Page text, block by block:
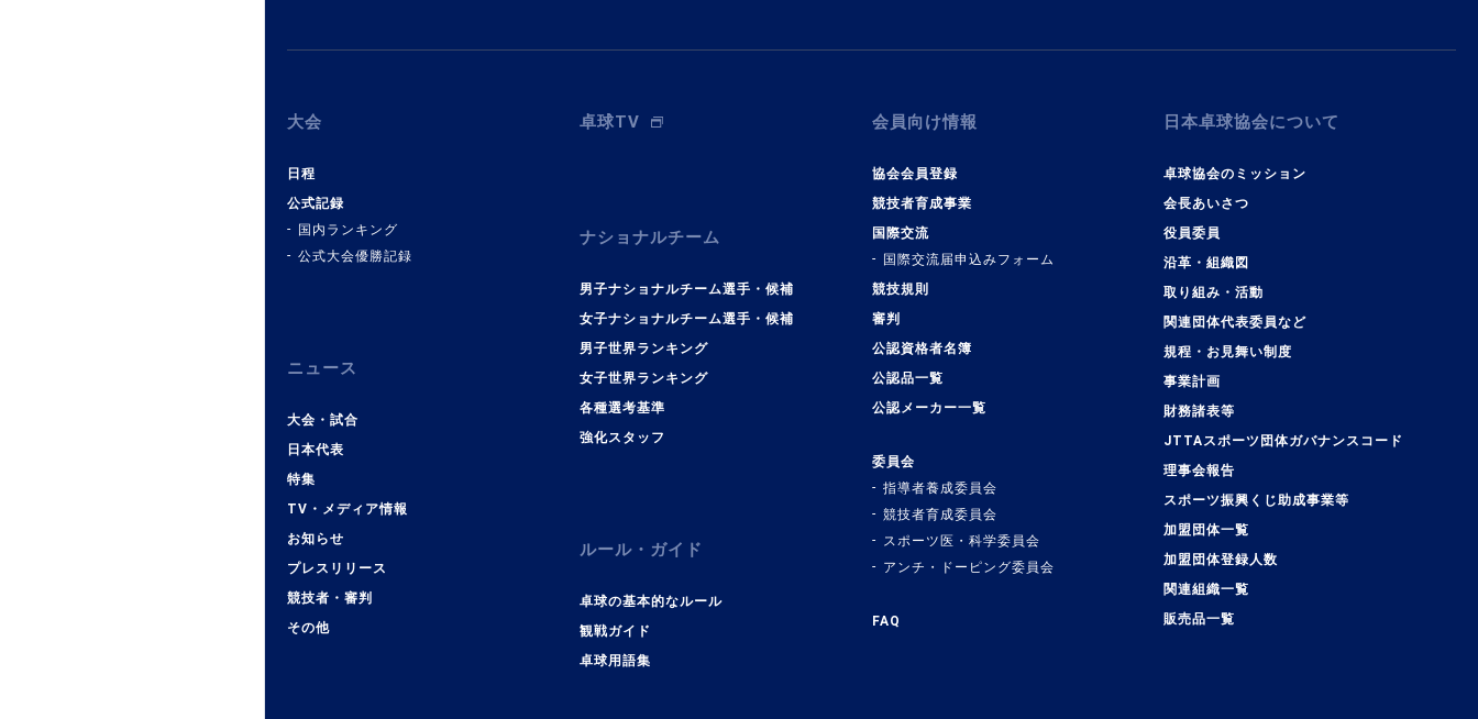
大会
日程
公式記録
国内ランキング
公式大会優勝記録
ニュース
大会・試合
日本代表
特集
TV・メディア情報
お知らせ
プレスリリース
競技者・審判
その他
卓球TV
ナショナルチーム
男子ナショナルチーム選手・候補
女子ナショナルチーム選手・候補
男子世界ランキング
女子世界ランキング
各種選考基準
強化スタッフ
ルール・ガイド
卓球の基本的なルール
観戦ガイド
卓球用語集
会員向け情報
協会会員登録
競技者育成事業
国際交流
国際交流届申込みフォーム
競技規則
審判
公認資格者名簿
公認品一覧
公認メーカー一覧
委員会
指導者養成委員会
競技者育成委員会
スポーツ医・科学委員会
アンチ・ドーピング委員会
FAQ
日本卓球協会について
卓球協会のミッション
会長あいさつ
役員委員
沿革・組織図
取り組み・活動
関連団体代表委員など
規程・お見舞い制度
事業計画
財務諸表等
JTTAスポーツ団体ガバナンスコード
理事会報告
スポーツ振興くじ助成事業等
加盟団体一覧
加盟団体登録人数
関連組織一覧
販売品一覧